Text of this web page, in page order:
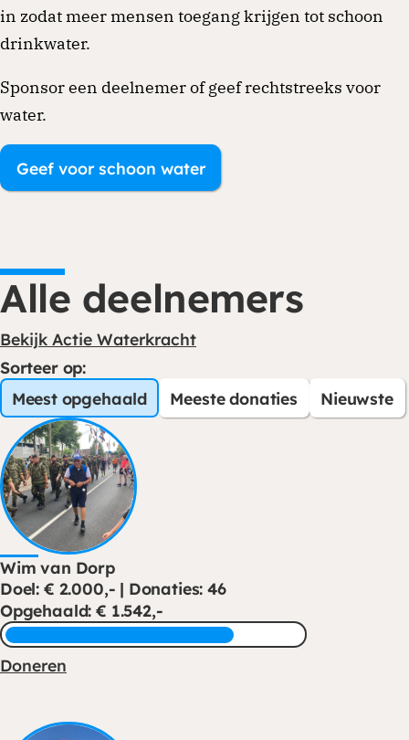
in zodat meer mensen toegang krijgen tot schoon
drinkwater.
Sponsor een deelnemer of geef rechtstreeks voor
water.
Geef voor schoon water
Alle deelnemers
Bekijk Actie Waterkracht
Sorteer op:
Meest opgehaald
Meeste donaties Nieuwste
Wim van Dorp
Doel: € 2.000,- | Donaties: 46
Opgehaald: € 1.542,-
Doneren